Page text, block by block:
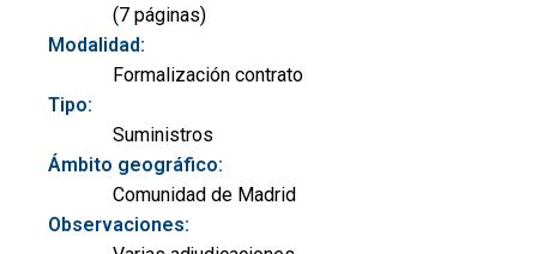
(7 páginas)
Modalidad:
Formalización contrato
Tipo:
Suministros
Ámbito geográfico:
Comunidad de Madrid
Observaciones: